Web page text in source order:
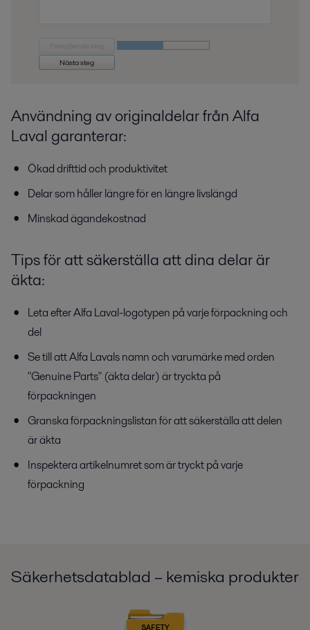
Nästa steg
Användning av originaldelar från Alfa
Laval garanterar:
Ökad drifttid och produktivitet
Delar som håller längre för en längre livslängd
Minskad ägandekostnad
Tips för att säkerställa att dina delar är
äkta:
Leta efter Alfa Laval-logotypen på varje förpackning och
del
Se till att Alfa Lavals namn och varumärke med orden
"Genuine Parts" (äkta delar) är tryckta på
förpackningen
Granska förpackningslistan för att säkerställa att delen
är äkta
Inspektera artikelnumret som är tryckt på varje
förpackning
Säkerhetsdatablad – kemiska produkter